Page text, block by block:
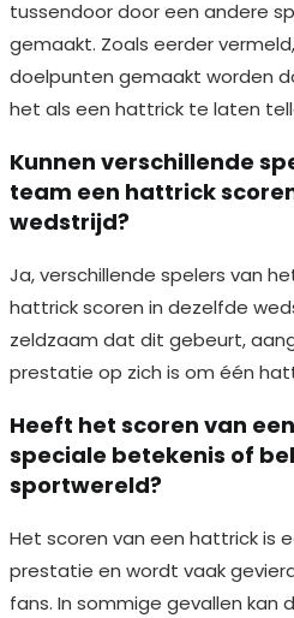
tussendoor door een andere
gemaakt. Zoals eerder
doelpunten gemaakt worden
het als een hattrick te laten
Kunnen verschillende
team een hattrick
wedstrijd?
Ja, verschillende spelers van
hattrick scoren in dezelfde
zeldzaam dat dit gebeurt,
prestatie op zich is om één
Heeft het scoren van
speciale betekenis of
sportwereld?
Het scoren van een hattrick is
prestatie en wordt vaak
fans. In sommige gevallen kan